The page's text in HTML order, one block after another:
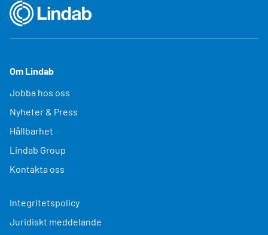
Om Lindab
Jobba hos oss
Nyheter & Press
Hållbarhet
Lindab Group
Kontakta oss
Integritetspolicy
Juridiskt meddelande